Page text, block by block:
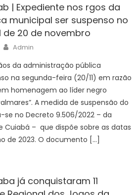
| Expediente nos rgos da
municipal ser suspenso no
20 de novembro
Author
Admin
da administração pública
na segunda-feira (20/11) em razão
homenagem ao líder negro
A medida de suspensão do
no Decreto 9.506/2022 – da
Cuiabá – que dispõe sobre as datas
de 2023. O documento […]
já conquistaram 11